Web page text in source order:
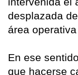
desplazada
área
En ese
que hacerse